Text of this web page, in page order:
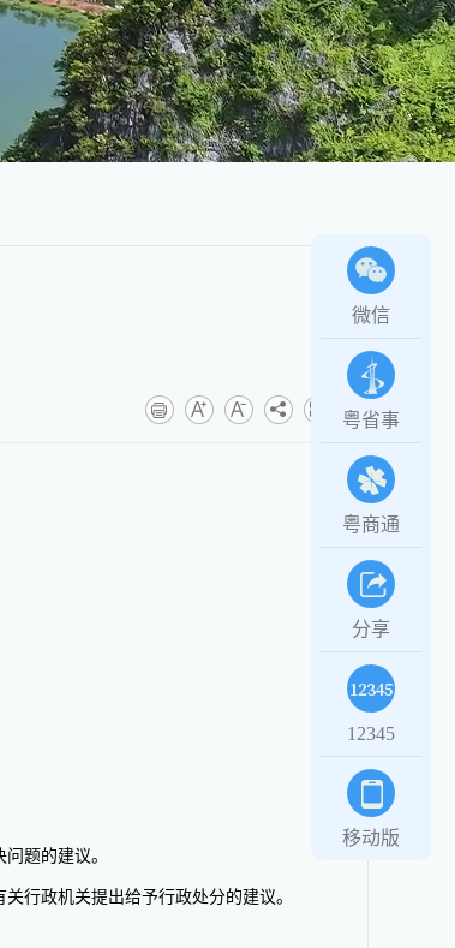
题的建议。
行政机关提出给予行政处分的建议。
微信
粤省事
粤商通
分享
12345
移动版